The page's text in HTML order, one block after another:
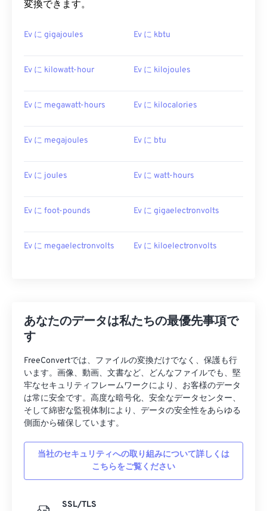
変換できます。
Ev に gigajoules Ev に kbtu
Ev に kilowatt-hour Ev に kilojoules
Ev に megawatt-hours Ev に kilocalories
Ev に megajoules Ev に btu
Ev に joules Ev に watt-hours
Ev に foot-pounds Ev に gigaelectronvolts
Ev に megaelectronvolts Ev に kiloelectronvolts
あなたのデータは私たちの最優先事項で
す
FreeConvertでは、ファイルの変換だけでなく、保護も行
います。画像、動画、文書など、どんなファイルでも、堅
牢なセキュリティフレームワークにより、お客様のデータ
は常に安全です。高度な暗号化、安全なデータセンター、
そして綿密な監視体制により、データの安全性をあらゆる
側面から確保しています。
当社のセキュリティへの取り組みについて詳しくは
こちらをご覧ください
SSL/TLS